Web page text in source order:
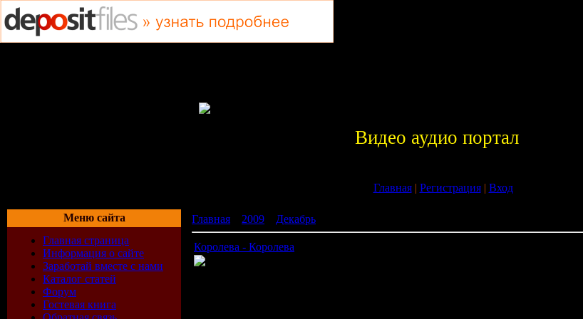
Видео аудио портал
Главная| Регистрация| Вход
Меню сайта
Главная страница
Информация о сайте
Заработай вместе с нами
Каталог статей
Форум
Гостевая книга
Главная 2009 Декабрь
Королева - Королева